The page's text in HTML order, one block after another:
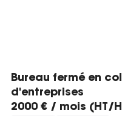
Bureau fermé en
d'entreprises
2000 € / mois (HT/